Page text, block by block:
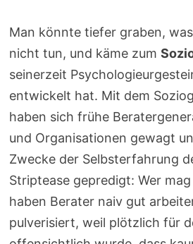
Man könnte tiefer graben,
nicht tun, und käme zum
seinerzeit
entwickelt hat. Mit dem
haben sich frühe
und Organisationen gewagt
Zwecke der Selbsterfahrung
Striptease gepredigt: Wer
haben Berater naiv gut
pulverisiert, weil plötzlich für